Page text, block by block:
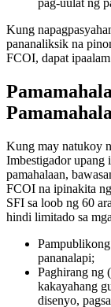
Kung
pananaliksik na
FCOI, dapat
Kung may natukoy
Imbestigador upang
pamahalaan,
FCOI na ipinakita
SFI sa loob ng 60
hindi limitado sa
pananalapi;
Paghirang ng
kakayahang
disenyo,